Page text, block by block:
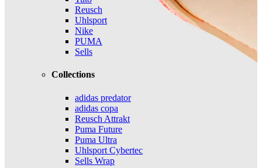
Reusch
Uhlsport
Nike
PUMA
Sells
Collections
adidas predator
adidas copa
Reusch Attrakt
Puma Future
Puma Ultra
Uhlsport Cybertec
Sells Wrap